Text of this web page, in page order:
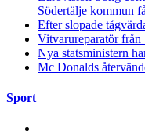
Södertälje kommun
Efter slopade
Vitvarureparatör från
Nya statsministern
Mc Donalds
Sport